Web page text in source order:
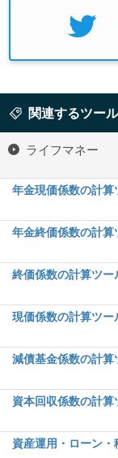
関連するツール
ライフマネー
年金現価係数の計算
年金終価係数の計算
終価係数の計算ツー
現価係数の計算ツー
減債基金係数の計算
資本回収係数の計算
資産運用・ローン